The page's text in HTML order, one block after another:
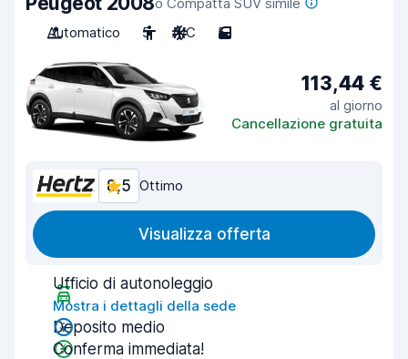
Automatico
5 A/C 5
113,44 €
al giorno
Cancellazione gratuita
8,5 Ottimo
Visualizza offerta
Ufficio di autonoleggio
Mostra i dettagli della sede
Deposito medio
Conferma immediata!